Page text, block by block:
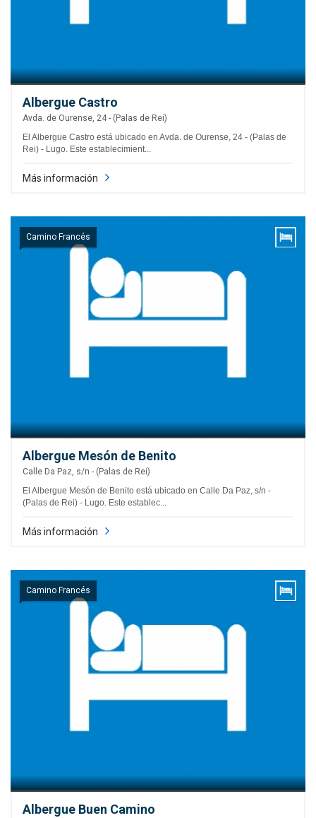
Albergue Castro
Avda. de Ourense, 24 - (Palas de Rei)
El Albergue Castro está ubicado en Avda. de Ourense, 24 - (Palas de
Rei) - Lugo. Este establecimient...
Más información
Camino Francés
Albergue Mesón de Benito
Calle Da Paz, s/n - (Palas de Rei)
El Albergue Mesón de Benito está ubicado en Calle Da Paz, s/n -
(Palas de Rei) - Lugo. Este establec...
Más información
Camino Francés
Albergue Buen Camino